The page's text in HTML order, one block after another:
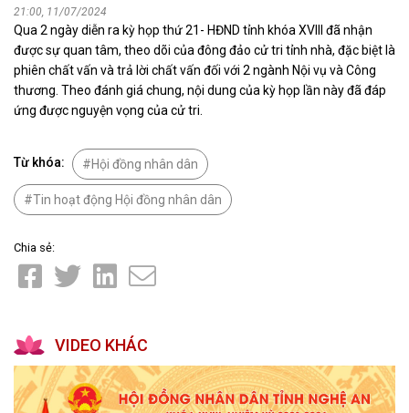
21:00, 11/07/2024
Qua 2 ngày diễn ra kỳ họp thứ 21- HĐND tỉnh khóa XVIII đã nhận
được sự quan tâm, theo dõi của đông đảo cử tri tỉnh nhà, đặc biệt là
phiên chất vấn và trả lời chất vấn đối với 2 ngành Nội vụ và Công
thương. Theo đánh giá chung, nội dung của kỳ họp lần này đã đáp
ứng được nguyện vọng của cử tri.
Từ khóa: Hội đồng nhân dân
Tin hoạt động Hội đồng nhân dân
Chia sẻ:
VIDEO KHÁC